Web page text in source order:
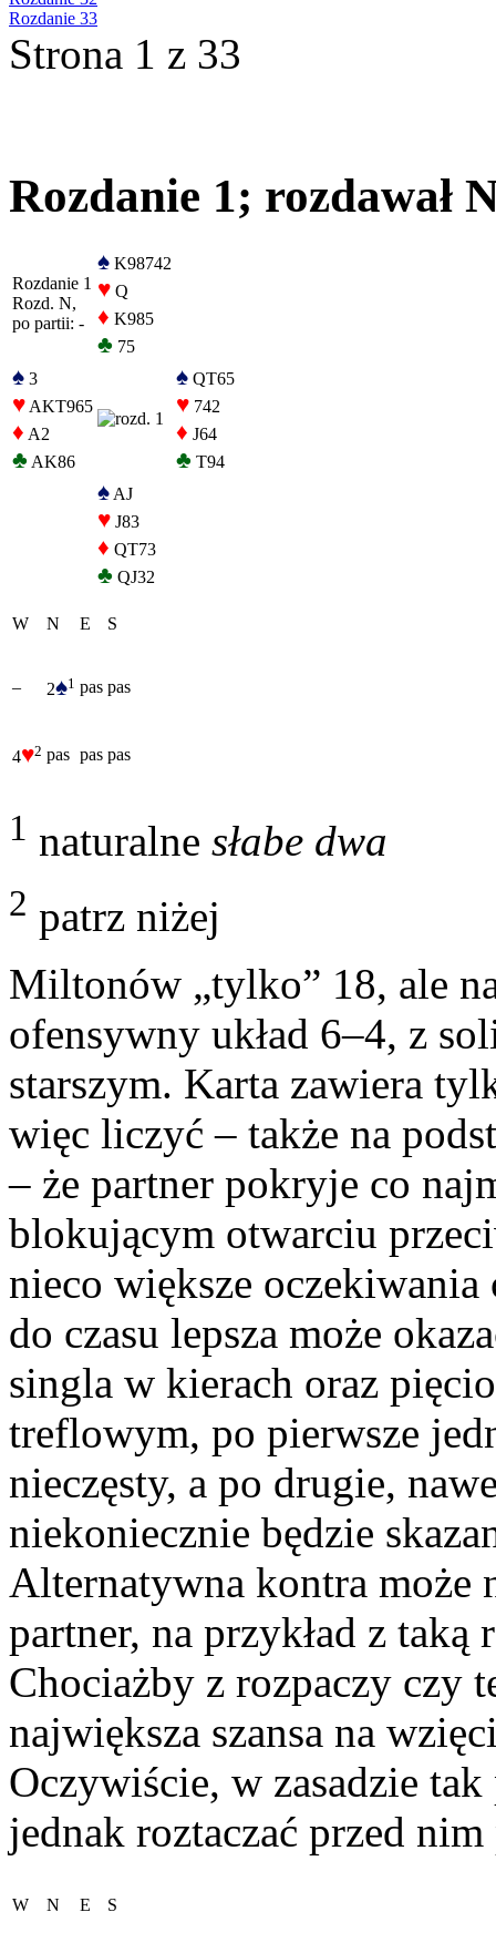
Rozdanie 33
Strona 1 z 33
Rozdanie 1; rozdawał
Rozdanie 1
Rozd. N,
po partii: -
♠ K98742
♥ Q
♦ K985
♣ 75
♠ 3
♥ AKT965
♦ A2
♣ AK86
♠ QT65
♥ 742
♦ J64
♣ T94
♠ AJ
♥ J83
♦ QT73
♣ QJ32
W N E S
– 2♠1 pas pas
4♥2 pas pas pas
1 naturalne słabe dwa
2 patrz niżej
Miltonów „tylko” 18, ale
ofensywny układ 6–4, z
starszym. Karta zawiera
więc liczyć – także na
– że partner pokryje co
blokującym otwarciu
nieco większe
do czasu lepsza może
singla w kierach oraz
treflowym, po pierwsze
nieczęsty, a po drugie,
niekoniecznie będzie
Alternatywna kontra może
partner, na przykład z taką
Chociażby z rozpaczy czy
największa szansa na
Oczywiście, w zasadzie
jednak roztaczać przed
W N E S